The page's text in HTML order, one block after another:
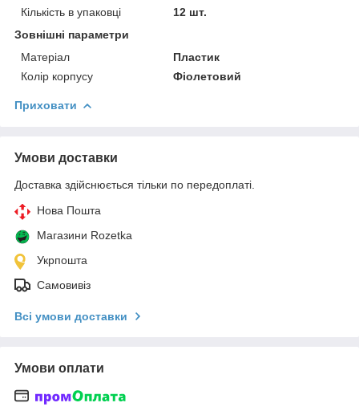
Кількість в упаковці
12 шт.
Зовнішні параметри
Матеріал
Пластик
Колір корпусу
Фіолетовий
Приховати
Умови доставки
Доставка здійснюється тільки по передоплаті.
Нова Пошта
Магазини Rozetka
Укрпошта
Самовивіз
Всі умови доставки
Умови оплати